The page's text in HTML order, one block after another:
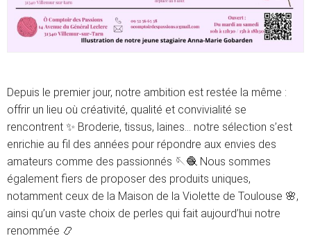
Depuis le premier jour, notre ambition est restée la même :
offrir un lieu où créativité, qualité et convivialité se
rencontrent ✨ Broderie, tissus, laines… notre sélection s’est
enrichie au fil des années pour répondre aux envies des
amateurs comme des passionnés 🪡🧶 Nous sommes
également fiers de proposer des produits uniques,
notamment ceux de la Maison de la Violette de Toulouse 🌸,
ainsi qu’un vaste choix de perles qui fait aujourd’hui notre
renommée 📿